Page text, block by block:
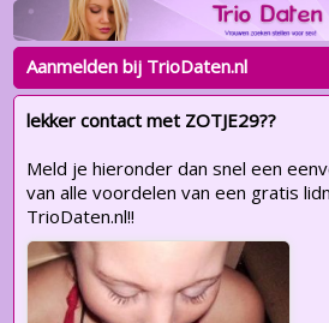
Aanmelden bij TrioDaten.nl
lekker contact met ZOTJE29??
Meld je hieronder dan snel een
van alle voordelen van een gratis
TrioDaten.nl!!